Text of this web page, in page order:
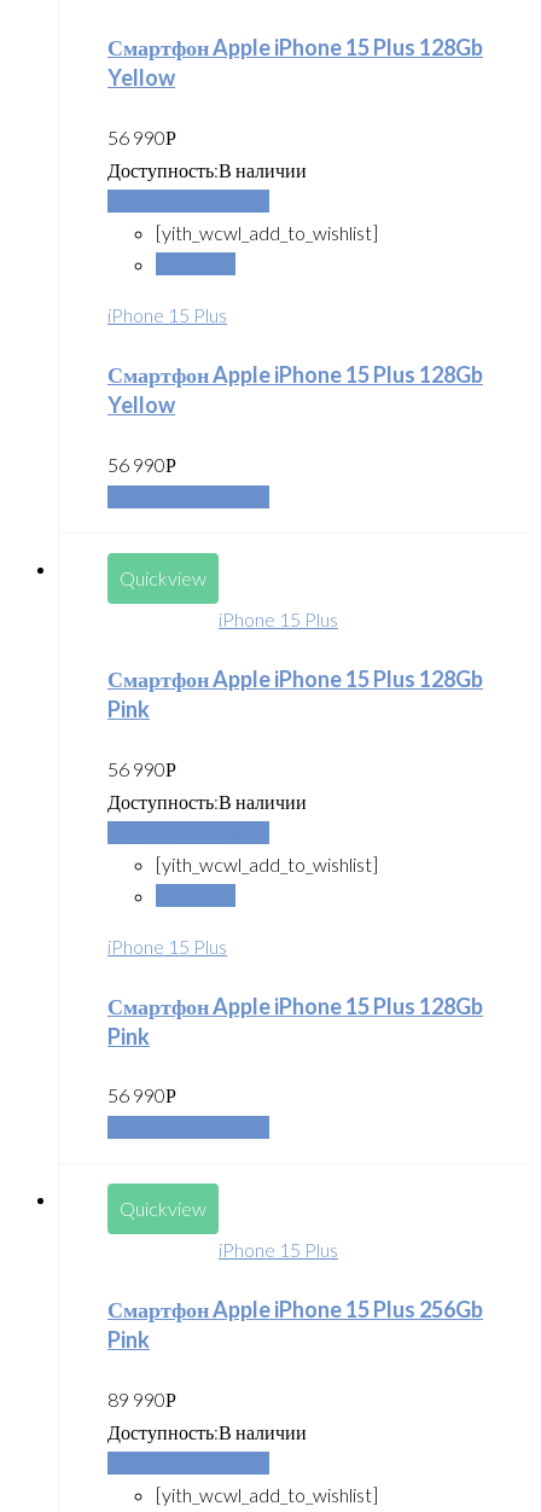
Смартфон Apple iPhone 15 Plus 128Gb
Yellow
56 990Р
Доступность:В наличии
[yith_wcwl_add_to_wishlist]
iPhone 15 Plus
Смартфон Apple iPhone 15 Plus 128Gb
Yellow
56 990Р
Quickview
iPhone 15 Plus
Смартфон Apple iPhone 15 Plus 128Gb
Pink
56 990Р
Доступность:В наличии
[yith_wcwl_add_to_wishlist]
iPhone 15 Plus
Смартфон Apple iPhone 15 Plus 128Gb
Pink
56 990Р
Quickview
iPhone 15 Plus
Смартфон Apple iPhone 15 Plus 256Gb
Pink
89 990Р
Доступность:В наличии
[yith_wcwl_add_to_wishlist]